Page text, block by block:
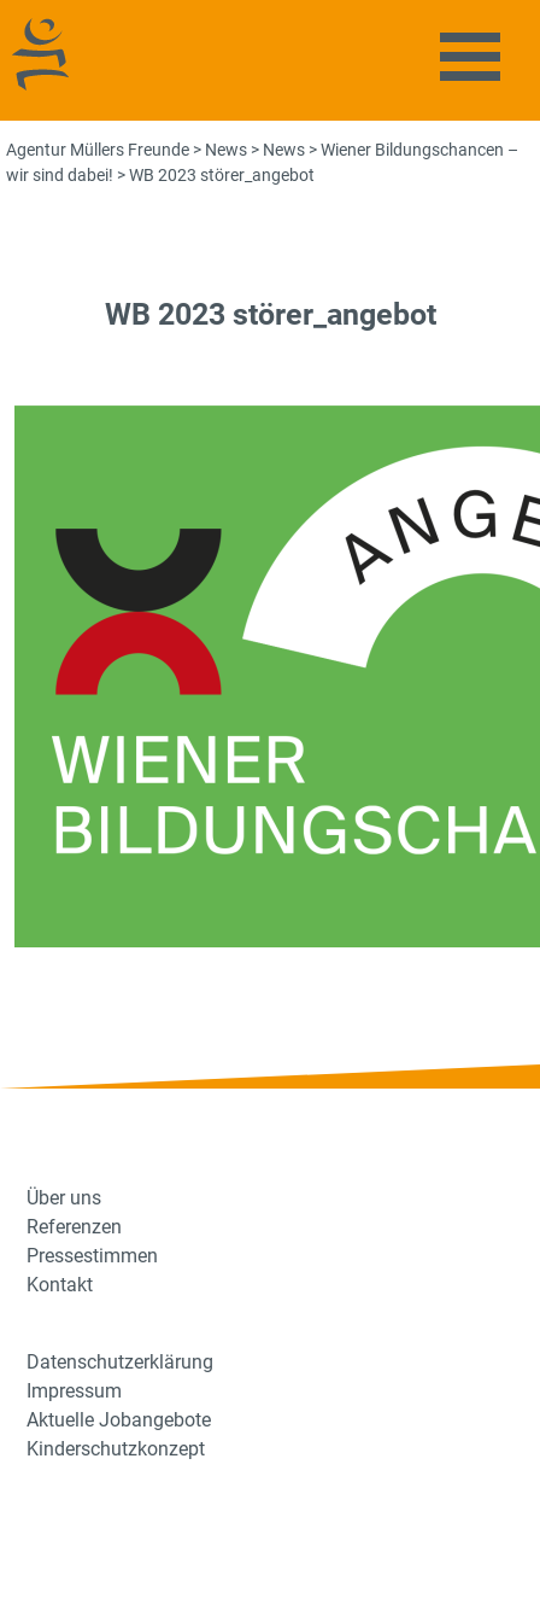
Agentur Müllers Freunde
Agentur Müllers Freunde > News > News >Wiener Bildungschancen –
wir sind dabei! >WB 2023 störer_angebot
WB 2023 störer_angebot
Über uns
Referenzen
Pressestimmen
Kontakt
Datenschutzerklärung
Impressum
Aktuelle Jobangebote
Kinderschutzkonzept